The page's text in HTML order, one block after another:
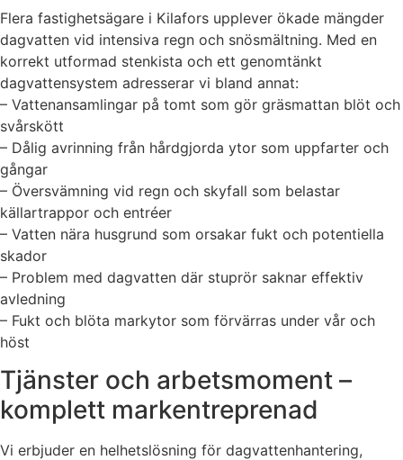
Flera fastighetsägare i Kilafors upplever ökade mängder
dagvatten vid intensiva regn och snösmältning. Med en
korrekt utformad stenkista och ett genomtänkt
dagvattensystem adresserar vi bland annat:
– Vattenansamlingar på tomt som gör gräsmattan blöt och
svårskött
– Dålig avrinning från hårdgjorda ytor som uppfarter och
gångar
– Översvämning vid regn och skyfall som belastar
källartrappor och entréer
– Vatten nära husgrund som orsakar fukt och potentiella
skador
– Problem med dagvatten där stuprör saknar effektiv
avledning
– Fukt och blöta markytor som förvärras under vår och
höst
Tjänster och arbetsmoment –
komplett markentreprenad
Vi erbjuder en helhetslösning för dagvattenhantering,